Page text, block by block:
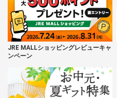
JRE MALLショッピングレビューキャ
ンペーン